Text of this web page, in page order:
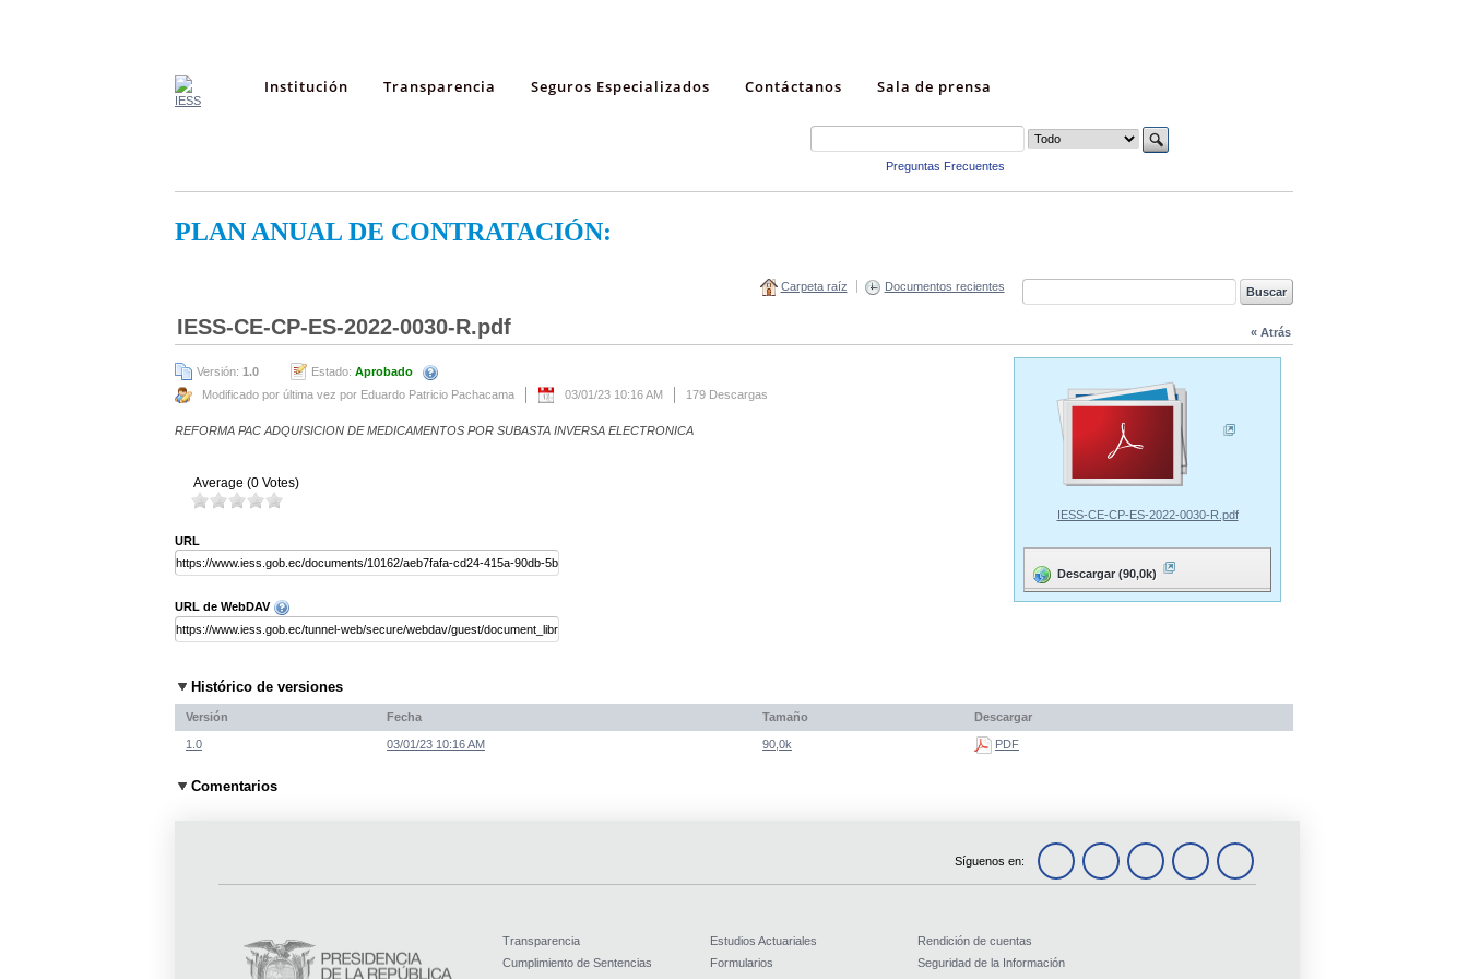
Institución Transparencia Seguros Especializados Contáctanos Sala de prensa
Preguntas Frecuentes
PLAN ANUAL DE CONTRATACIÓN:
Carpeta raíz Documentos recientes
« Atrás
IESS-CE-CP-ES-2022-0030-R.pdf
Versión: 1.0 Estado: Aprobado
Modificado por última vez por Eduardo Patricio Pachacama
03/01/23 10:16 AM 179 Descargas
REFORMA PAC ADQUISICION DE MEDICAMENTOS POR SUBASTA INVERSA ELECTRONICA
Average (0 Votes)
URL
URL de WebDAV
IESS-CE-CP-ES-2022-0030-R.pdf
Descargar (90,0k)
Histórico de versiones
Versión Fecha Tamaño Descargar
1.0 03/01/23 10:16 AM 90,0k PDF
Comentarios
Síguenos en:
Transparencia
Cumplimiento de Sentencias
Estudios Actuariales
Formularios
Rendición de cuentas
Seguridad de la Información